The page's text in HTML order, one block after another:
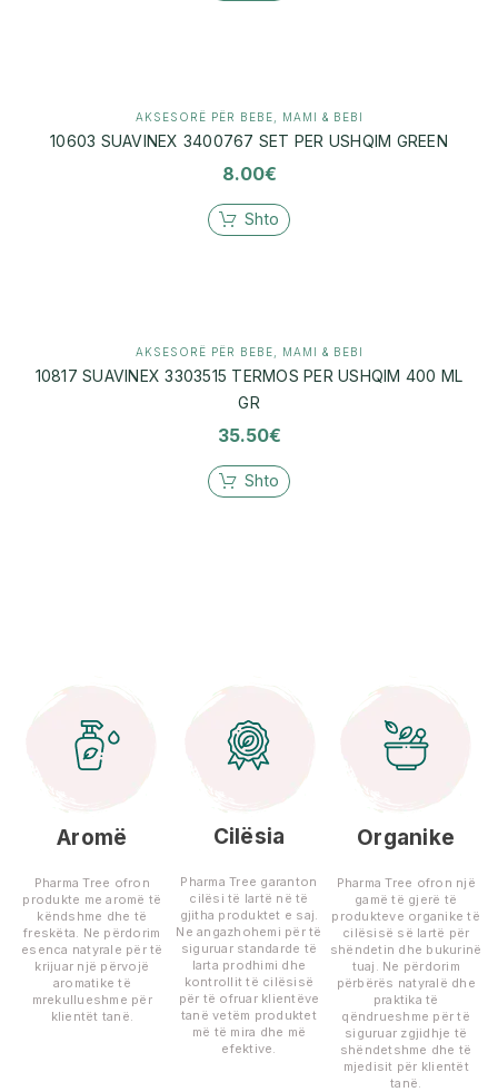
AKSESORË PËR BEBE MAMI & BEBI
10603 SUAVINEX 3400767 SET PER USHQIM GREEN
8.00€
Shto
AKSESORË PËR BEBE MAMI & BEBI
10817 SUAVINEX 3303515 TERMOS PER USHQIM 400 ML
GR
35.50€
Shto
Aromë
Pharma Tree ofron
produkte me aromë të
këndshme dhe të
freskëta. Ne përdorim
esenca natyrale për të
krijuar një përvojë
aromatike të
mrekullueshme për
klientët tanë.
Cilësia
Pharma Tree garanton
cilësi të lartë në të
gjitha produktet e saj.
Ne angazhohemi për të
siguruar standarde të
larta prodhimi dhe
kontrollit të cilësisë
për të ofruar klientëve
tanë vetëm produktet
më të mira dhe më
efektive.
Organike
Pharma Tree ofron një
gamë të gjerë të
produkteve organike të
cilësisë së lartë për
shëndetin dhe bukurinë
tuaj. Ne përdorim
përbërës natyralë dhe
praktika të
qëndrueshme për të
siguruar zgjidhje të
shëndetshme dhe të
mjedisit për klientët
tanë.